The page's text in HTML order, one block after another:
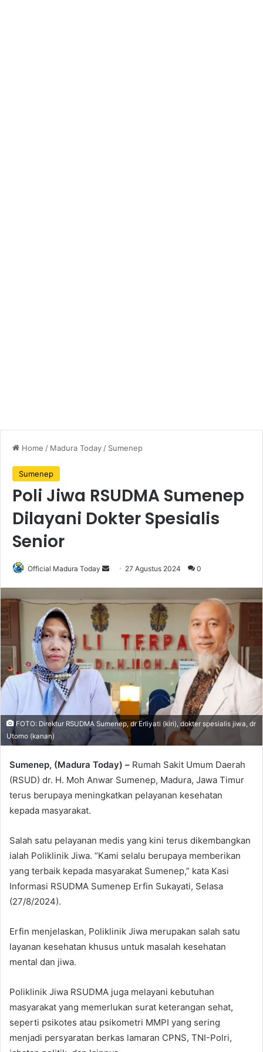
Home / Madura Today / Sumenep
Sumenep
Poli Jiwa RSUDMA Sumenep
Dilayani Dokter Spesialis
Senior
Official Madura Today
m
a
i
27 Agustus 2024 0
FOTO: Direktur RSUDMA Sumenep, dr Erliyati (kiri), dokter spesialis jiwa, dr
Utomo (kanan)
Sumenep, (Madura Today) – Rumah Sakit Umum Daerah
(RSUD) dr. H. Moh Anwar Sumenep, Madura, Jawa Timur
terus berupaya meningkatkan pelayanan kesehatan
kepada masyarakat.
Salah satu pelayanan medis yang kini terus dikembangkan
ialah Poliklinik Jiwa. “Kami selalu berupaya memberikan
yang terbaik kepada masyarakat Sumenep,” kata Kasi
Informasi RSUDMA Sumenep Erfin Sukayati, Selasa
(27/8/2024).
Erfin menjelaskan, Poliklinik Jiwa merupakan salah satu
layanan kesehatan khusus untuk masalah kesehatan
mental dan jiwa.
Poliklinik Jiwa RSUDMA juga melayani kebutuhan
masyarakat yang memerlukan surat keterangan sehat,
seperti psikotes atau psikometri MMPI yang sering
menjadi persyaratan berkas lamaran CPNS, TNI-Polri,